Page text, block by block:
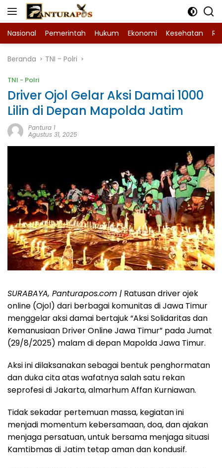
Langsung
Nasional Pemerintah Hukum Ekonomi Kesehatan
Beranda TNI - Polri
TNI - Polri
Driver Ojol Gelar Aksi Damai 1000
Lilin di Depan Mapolda Jatim
Pantura 1
Agustus 31, 2025
SURABAYA, Panturapos.com | Ratusan driver ojek
online (Ojol) dari berbagai komunitas di Jawa Timur
menggelar aksi damai bertajuk “Aksi Solidaritas dan
Kemanusiaan Driver Online Jawa Timur” pada Jumat
(29/8/2025) malam di depan Mapolda Jawa Timur.
Aksi ini dilaksanakan sebagai bentuk penghormatan
dan duka cita atas wafatnya salah satu rekan
seprofesi di Jakarta, almarhum Affan Kurniawan.
Tidak sekadar pertemuan massa, kegiatan ini
menjadi momentum kebersamaan, doa, dan ajakan
menjaga persatuan, untuk bersama menjaga situasi
Kamtibmas di Jatim tetap aman dan kondusif.